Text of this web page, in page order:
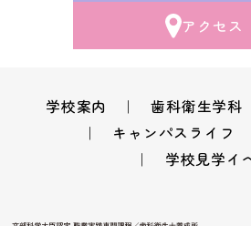
アクセス
学校案内 歯科衛生学科
キャンパスライフ
学校見学イ